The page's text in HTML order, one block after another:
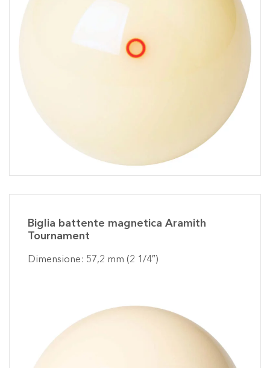
Biglia battente magnetica Aramith
Tournament
Dimensione: 57,2 mm (2 1/4″)